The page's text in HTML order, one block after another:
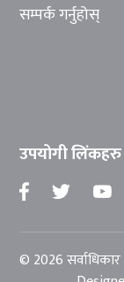
सम्पर्क गर्नुहोस्
उपयोगी लिंकहरु
© 2026